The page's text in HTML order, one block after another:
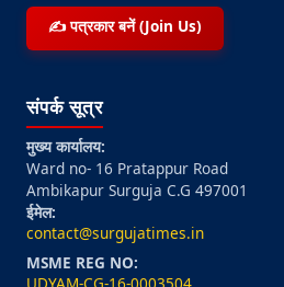
✍️ पत्रकार बनें (Join Us)
संपर्क सूत्र
मुख्य कार्यालय:
Ward no- 16 Pratappur Road
Ambikapur Surguja C.G 497001
ईमेल:
contact@surgujatimes.in
MSME REG NO: